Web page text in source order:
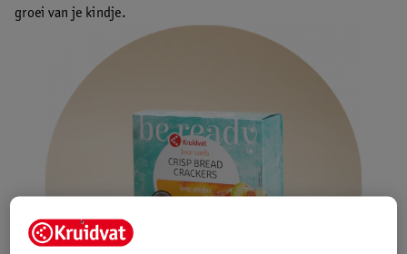
groei van je kindje.